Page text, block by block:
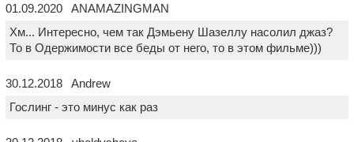
01.09.2020 ANAMAZINGMAN
Хм... Интересно, чем так Дэмьену Шазеллу насолил джаз?
То в Одержимости все беды от него, то в этом фильме)))
30.12.2018 Andrew
Гослинг - это минус как раз